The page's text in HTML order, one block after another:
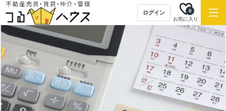
ログイン
お気に入り
0